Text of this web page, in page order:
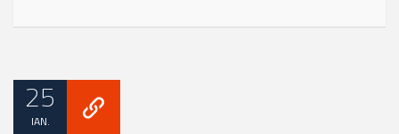
25
IAN.